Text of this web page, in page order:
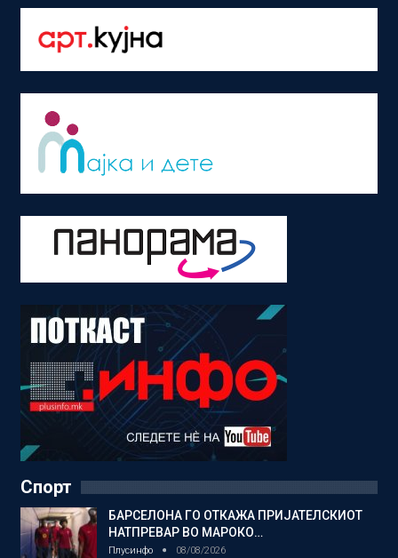
Спорт
БАРСЕЛОНА ГО ОТКАЖА ПРИЈАТЕЛСКИОТ
НАТПРЕВАР ВО МАРОКО…
Плусинфо 08/08/2026